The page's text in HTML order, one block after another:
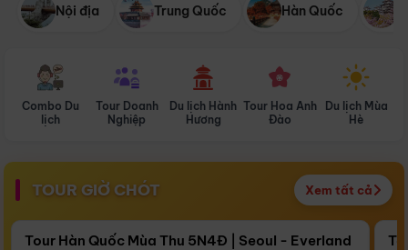
Nội địa Trung Quốc Hàn Quốc
Combo Du
lịch
Tour Doanh
Nghiệp
Du lịch Hành
Hương
Tour Hoa Anh
Đào
Du lịch Mùa
Hè
TOUR GIỜ CHÓT Xem tất cả
Còn16 ngày 12:23:06
Điểm nổi bật
Tour Hàn Quốc Mùa Thu 5N4Đ | Seoul - Everland